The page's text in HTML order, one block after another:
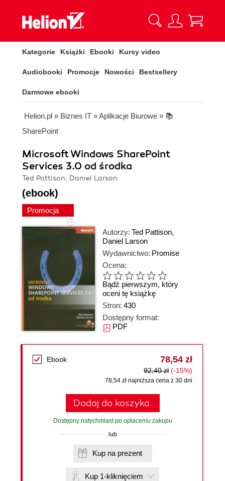
Kategorie Książki Ebooki Kursy video
Audiobooki Promocje Nowości Bestsellery
Darmowe ebooki
Helion.pl » Biznes IT »Aplikacje Biurowe » 📚
SharePoint
Microsoft Windows SharePoint
Services 3.0 od środka
Ted Pattison, Daniel Larson
(ebook)
Promocja
Autorzy: Ted Pattison,
Daniel Larson
Wydawnictwo: Promise
Ocena:
Bądź pierwszym, który
oceni tę książkę
Stron: 430
Dostępny format:
PDF
Ebook 78,54 zł
92,40 zł (-15%)
78,54 zł najniższa cena z 30 dni
Dodaj do koszyka
Dostępny natychmiast po opłaceniu zakupu
lub
Kup na prezent
Kup 1-kliknięciem